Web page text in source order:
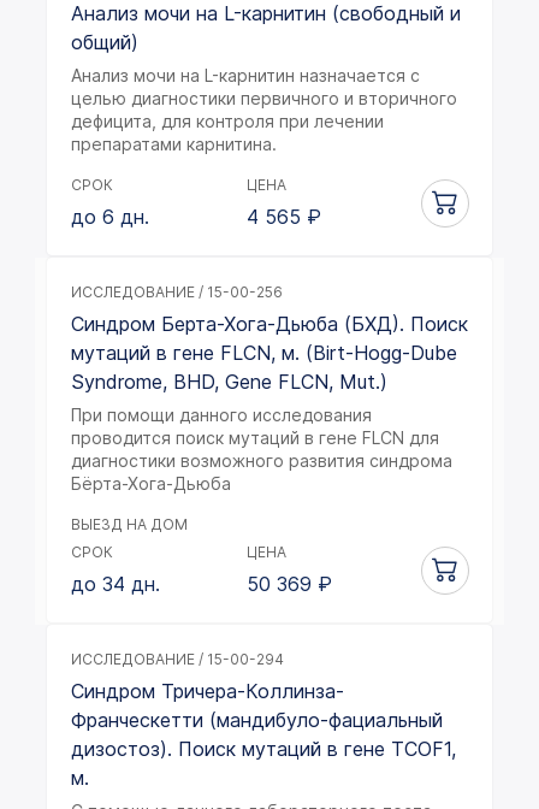
Анализ мочи на L-карнитин (свободный и
общий)
Анализ мочи на L-карнитин назначается с
целью диагностики первичного и вторичного
дефицита, для контроля при лечении
препаратами карнитина.
СРОК
до 6 дн.
ЦЕНА
4 565 ₽
ИССЛЕДОВАНИЕ / 15-00-256
Синдром Берта-Хога-Дьюба (БХД). Поиск
мутаций в гене FLCN, м. (Birt-Hogg-Dube
Syndrome, BHD, Gene FLCN, Mut.)
При помощи данного исследования
проводится поиск мутаций в гене FLCN для
диагностики возможного развития синдрома
Бёрта-Хога-Дьюба
ВЫЕЗД НА ДОМ
СРОК
до 34 дн.
ЦЕНА
50 369 ₽
ИССЛЕДОВАНИЕ / 15-00-294
Синдром Тричера-Коллинза-
Франческетти (мандибуло-фациальный
дизостоз). Поиск мутаций в гене TCOF1,
м.